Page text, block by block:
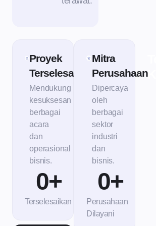
Proyek
Terselesaikan
Mendukung
kesuksesan
berbagai
acara
dan
operasional
bisnis.
Terselesaikan
0+
Mitra
Perusahaan
Dipercaya
oleh
berbagai
sektor
industri
dan
bisnis.
Perusahaan
Dilayani
0+